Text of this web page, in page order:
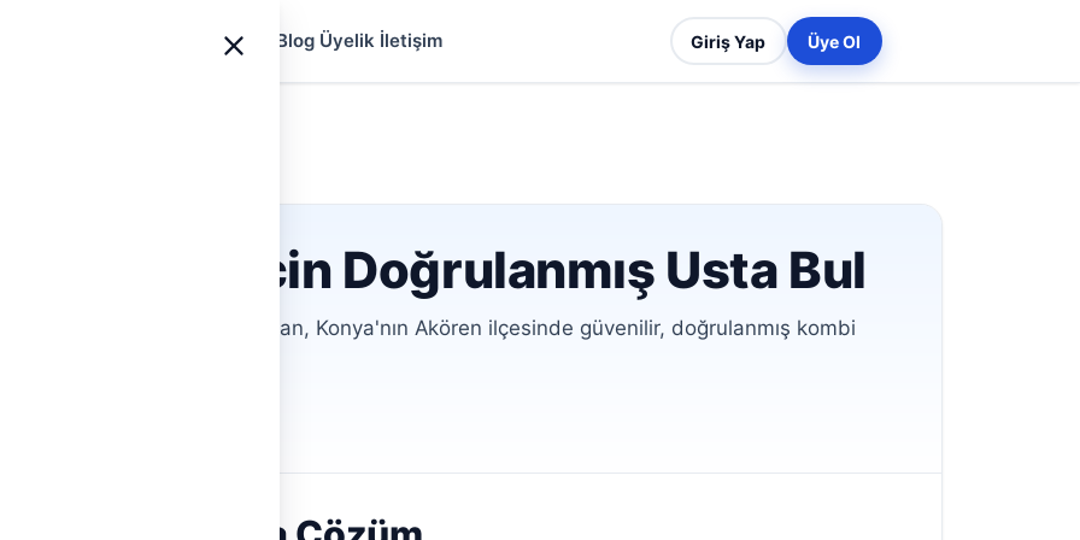
Rehberler Blog Üyelik İletişim Giriş Yap Üye Ol
servisi İçin Doğrulanmış Usta Bul
ile aracı olmadan, Konya'nın Akören ilçesinde güvenilir, doğrulanmış kombi